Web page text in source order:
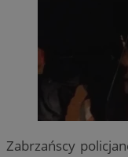
Zabrzańscy